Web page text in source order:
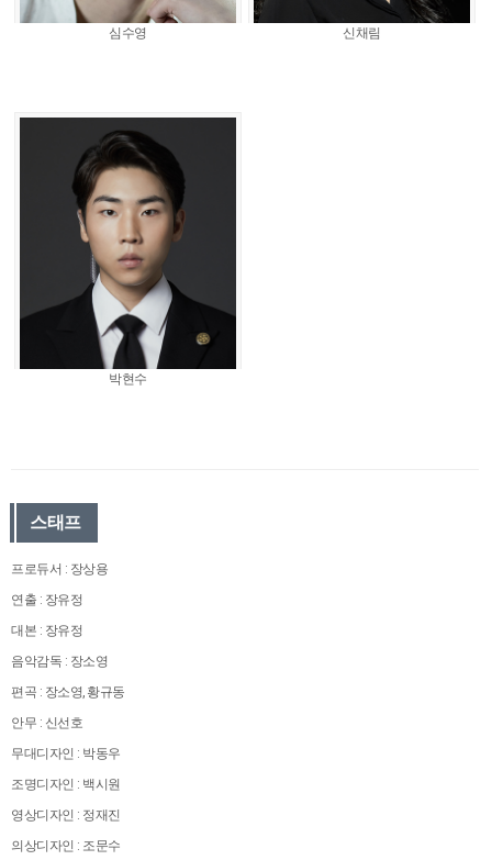
심수영 신채림
박현수
스태프
프로듀서 : 장상용
연출 : 장유정
대본 : 장유정
음악감독 : 장소영
편곡 : 장소영, 황규동
안무 : 신선호
무대디자인 : 박동우
조명디자인 : 백시원
영상디자인 : 정재진
의상디자인 : 조문수